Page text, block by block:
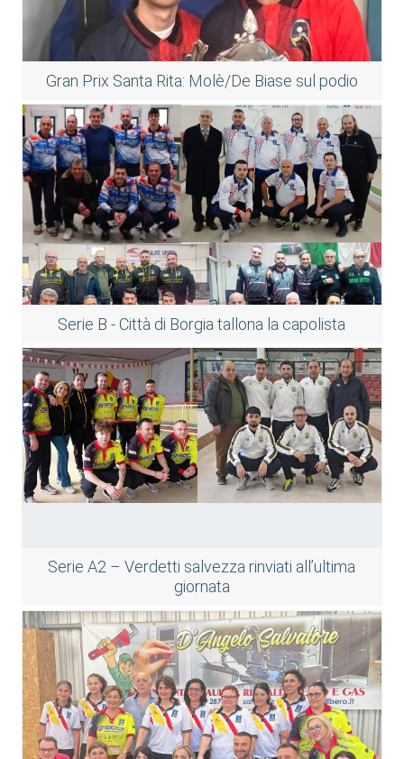
Gran Prix Santa Rita: Molè/De Biase sul podio
Serie B - Città di Borgia tallona la capolista
Serie A2 – Verdetti salvezza rinviati all’ultima
giornata